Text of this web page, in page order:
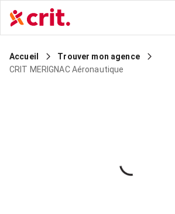
Accueil
Trouver mon agence
CRIT MERIGNAC Aéronautique